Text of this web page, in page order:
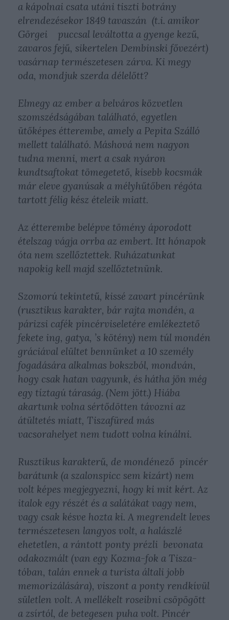
a kápolnai csata utáni tiszti botrány
elrendezésekor 1849 tavaszán (t.i. amikor
Görgei puccsal leváltotta a gyenge kezű,
zavaros fejű, sikertelen Dembinski fővezért)
vasárnap természetesen zárva. Ki megy
oda, mondjuk szerda délelőtt?
Elmegy az ember a belváros közvetlen
szomszédságában található, egyetlen
ütőképes étterembe, amely a Pepita Szálló
mellett található. Máshová nem nagyon
tudna menni, mert a csak nyáron
kundtsaftokat tömegetető, kisebb kocsmák
már eleve gyanúsak a mélyhűtőben régóta
tartott félig kész ételeik miatt.
Az étterembe belépve tömény áporodott
ételszag vágja orrba az embert. Itt hónapok
óta nem szellőztettek. Ruházatunkat
napokig kell majd szellőztetnünk.
Szomorú tekintetű, kissé zavart pincérünk
(rusztikus karakter, bár rajta mondén, a
párizsi cafék pincérviseletére emlékeztető
fekete ing, gatya, ’s kötény) nem túl mondén
gráciával elültet bennünket a 10 személy
fogadására alkalmas bokszból, mondván,
hogy csak hatan vagyunk, és hátha jön még
egy tíztagú táraság. (Nem jött.) Hiába
akartunk volna sértődötten távozni az
átültetés miatt, Tiszafüred más
vacsorahelyet nem tudott volna kínálni.
Rusztikus karakterű, de mondénező pincér
barátunk (a szalonspicc sem kizárt) nem
volt képes megjegyezni, hogy ki mit kért. Az
italok egy részét és a salátákat vagy nem,
vagy csak késve hozta ki. A megrendelt leves
természetesen langyos volt, a halászlé
ehetetlen, a rántott ponty prézli bevonata
odakozmált (van egy Kozma-fok a Tisza-
tóban, talán ennek a turista általi jobb
memorizálására), viszont a ponty rendkívül
sületlen volt. A mellékelt roseibni csöpögött
a zsírtól, de betegesen puha volt. Pincér